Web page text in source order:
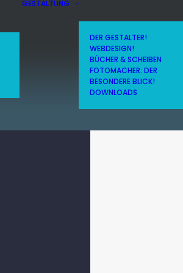
GESTALTUNG
DER GESTALTER!
WEBDESIGN!
BÜCHER & SCHEIBEN
FOTOMACHER: DER
BESONDERE BLICK!
DOWNLOADS